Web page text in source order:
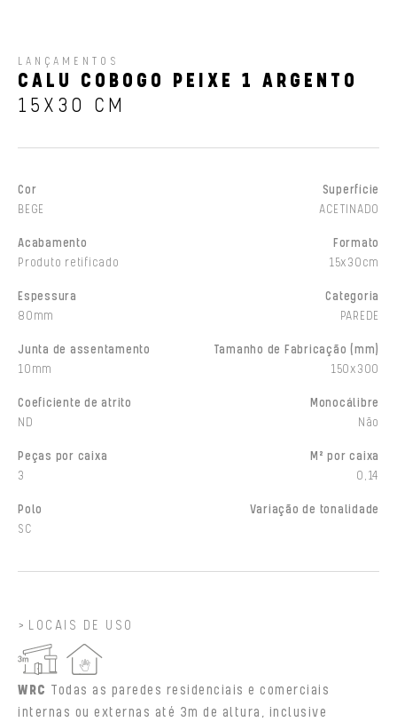
LANÇAMENTOS
CALU COBOGO PEIXE 1 ARGENTO
15X30 CM
Cor
BEGE
Superfície
ACETINADO
Acabamento
Produto retificado
Formato
15x30cm
Espessura
80mm
Categoria
PAREDE
Junta de assentamento
10mm
Tamanho de Fabricação (mm)
150x300
Coeficiente de atrito
ND
Monocálibre
Não
Peças por caixa
3
M² por caixa
0,14
Polo
SC
Variação de tonalidade
LOCAIS DE USO
WRC Todas as paredes residenciais e comerciais
internas ou externas até 3m de altura, inclusive